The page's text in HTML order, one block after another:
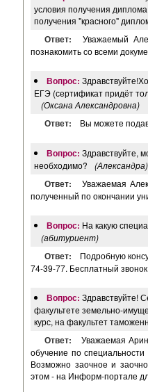
условия получения
получения "красного"
Ответ:
Уважаемый
познакомить со всеми
Вопрос:
ЕГЭ (сертификат придёт
(Оксана Александровна)
Ответ: Вы можете
Вопрос: Здравствуйте,
необходимо?
(Александра)
Ответ:
Уважаемая
полученный по окончании
Вопрос: На какую
(абитуриент)
Ответ:
Подробную
74-39-77. Бесплатный
Вопрос: Здравствуйте!
факультете земельно-
курс, на факультет
Ответ:
Уважаемая
обучение по
Возможно заочное и
этом - на Информ-портале